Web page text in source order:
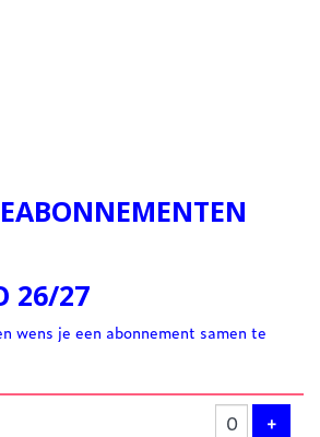
26/27
wens je een abonnement samen te
Aantal
+Voeg